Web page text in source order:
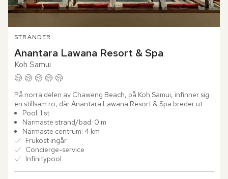
STRÄNDER
Anantara Lawana Resort & Spa
Koh Samui
På norra delen av Chaweng Beach, på Koh Samui, infinner sig
en stillsam ro, där Anantara Lawana Resort & Spa breder ut
sig. Omgiven av tropisk grönska, tillräckligt avskilt för att...
Pool: 1 st
Närmaste strand/bad: 0 m
Närmaste centrum: 4 km
Frukost ingår
Concierge-service
Infinitypool